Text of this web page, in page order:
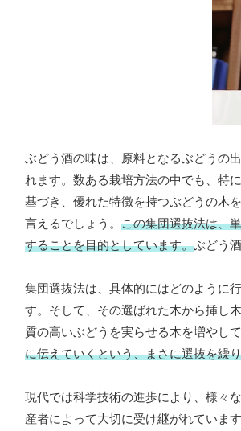
ぶどう酒の味は、原料となるぶどうの
れます。数ある栽培方法の中でも、特
基づき、優れた特徴を持つぶどうの木
言えるでしょう。 この集団選抜法は、
することを目的としています。ぶどう
集団選抜法は、具体的にはどのように
す。そして、その選ばれた木から挿し
質の高いぶどうを実らせる木を増やし
に伝えていくという、まさに選抜を繰
現代では科学技術の進歩により、様々
産者によって大切に受け継がれています